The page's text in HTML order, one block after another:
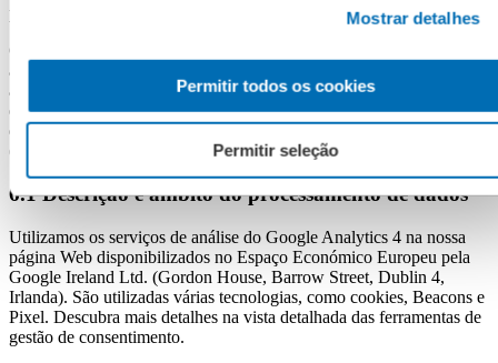
Mostrar detalhes
Permitir todos os cookies
Permitir seleção
parte a qualquer momento.
Os dados recolhidos para a execução de contratos permanecem
armazenados durante o período de vigência do contrato, bem como
até à caducidade dos direitos de garantia legais e contratuais. Findo
este prazo, conservamos as informações necessárias conforme o
direito comercial e fiscal durante os determinados períodos legais
(por regra, 6 a 10 anos).
6.1 Descrição e âmbito do processamento de dados
Utilizamos os serviços de análise do Google Analytics 4 na nossa
página Web disponibilizados no Espaço Económico Europeu pela
Google Ireland Ltd. (Gordon House, Barrow Street, Dublin 4,
Irlanda). São utilizadas várias tecnologias, como cookies, Beacons e
Pixel. Descubra mais detalhes na vista detalhada das ferramentas de
gestão de consentimento.